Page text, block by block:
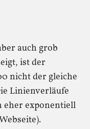
auch grob
ist der
nicht der gleiche
Linienverläufe
eher exponentiell